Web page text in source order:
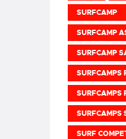
SURFCAMP
SURFCAMP
SURFCAMP
SURFCAMPS
SURFCAMPS
SURFCAMPS
SURF